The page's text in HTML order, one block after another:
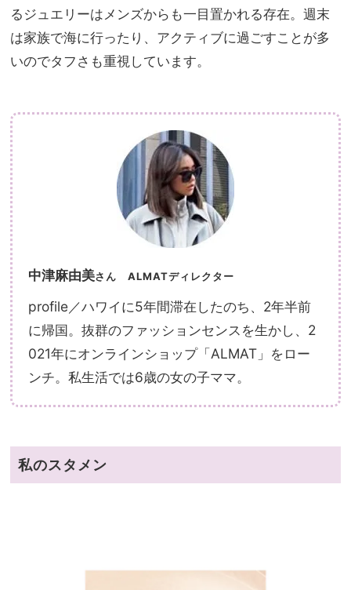
るジュエリーはメンズからも一目置かれる存在。週末
は家族で海に行ったり、アクティブに過ごすことが多
いのでタフさも重視しています。
中津麻由美さん ALMATディレクター
profile／ハワイに5年間滞在したのち、2年半前
に帰国。抜群のファッションセンスを生かし、2
021年にオンラインショップ「ALMAT」をロー
ンチ。私生活では6歳の女の子ママ。
私のスタメン